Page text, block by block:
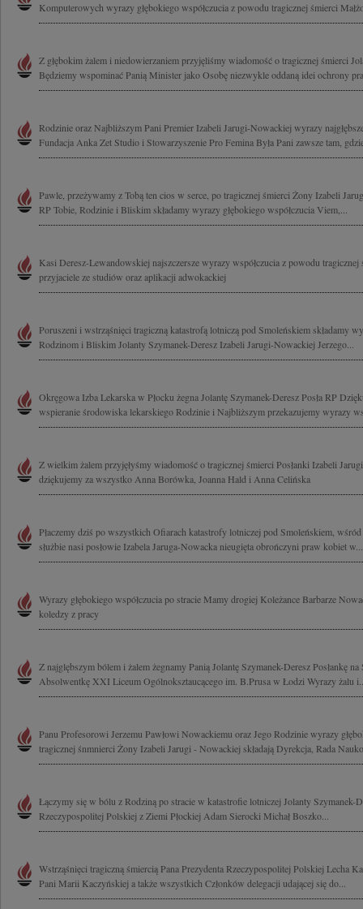
Komputerowych wyrazy głębokiego współczucia z powodu tragicznej śmierci
Z głębokim żalem i niedowierzaniem przyjęliśmy wiadomość o tragicznej śmierci
Będziemy wspominać Panią Minister jako Osobę niezwykle oddaną idei ochrony
Rodzinie oraz Najbliższym Pani Premier Izabeli Jarugi-Nowackiej wyrazy
Fundacja Anka Zet Studio i Stowarzyszenie Pro Femina Była Pani zawsze tam,
Pawle, przeżywamy z Tobą ten cios w serce, po tragicznej śmierci Żony Izabeli
RP Tobie, Rodzinie i Bliskim składamy wyrazy głębokiego współczucia Viem,...
Kasi Deresz-Lewandowskiej najszczersze wyrazy współczucia z powodu tragicznej
przyjaciele ze studiów oraz aplikacji adwokackiej
Poruszeni i wstrząśnięci tragiczną katastrofą lotniczą pod Smoleńskiem składamy
Rodzinom i Bliskim Jolanty Szymanek-Deresz Izabeli Jarugi-Nowackiej Jerzego...
Okręgowa Izba Lekarska w Płocku żegna Jolantę Szymanek-Deresz Posła RP
wspieranie środowiska lekarskiego Rodzinie i Najbliższym przekazujemy wyrazy
Z wielkim żalem przyjęłyśmy wiadomość o tragicznej śmierci Posłanki Izabeli
dziękujemy za wszystko Anna Borówka, Joanna Hald i Anna Celińska
Płaczemy dziś po wszystkich Ofiarach katastrofy lotniczej pod Smoleńskiem,
służbie nasi posłowie Izabela Jaruga-Nowacka nieugięta obrończyni praw kobiet w...
Wyrazy głębokiego współczucia po stracie Mamy drogiej Koleżance Barbarze
koledzy z pracy
Z najglębszym bólem i żalem żegnamy Panią Jolantę Szymanek-Deresz Posłankę
Absolwentkę XXI Liceum Ogólnoksztaucącego im. B.Prusa w Łodzi Wyrazy żalu
Panu Profesorowi Jerzemu Pawłowi Nowackiemu oraz Jego Rodzinie wyrazy
tragicznej śnmnierci Żony Izabeli Jarugi - Nowackiej składają Dyrekcja, Rada
Łączymy się w bólu z Rodziną po stracie w katastrofie lotniczej Jolanty Szymanek-
Rzeczypospolitej Polskiej z Ziemi Płockiej Adam Sierocki Michał Boszko...
Wstrząśnięci tragiczną śmiercią Pana Prezydenta Rzeczypospolitej Polskiej Lecha
Pani Marii Kaczyńskiej a także wszystkich Członków delegacji udającej się do...